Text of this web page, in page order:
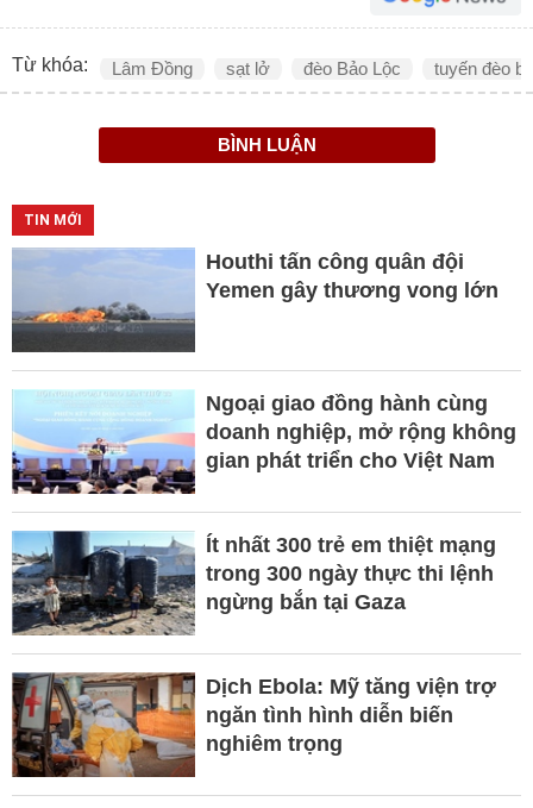
Từ khóa: Lâm Đồng sạt lở đèo Bảo Lộc tuyến đèo
BÌNH LUẬN
TIN MỚI
Houthi tấn công quân đội
Yemen gây thương vong lớn
Ngoại giao đồng hành cùng
doanh nghiệp, mở rộng không
gian phát triển cho Việt Nam
Ít nhất 300 trẻ em thiệt mạng
trong 300 ngày thực thi lệnh
ngừng bắn tại Gaza
Dịch Ebola: Mỹ tăng viện trợ
ngăn tình hình diễn biến
nghiêm trọng